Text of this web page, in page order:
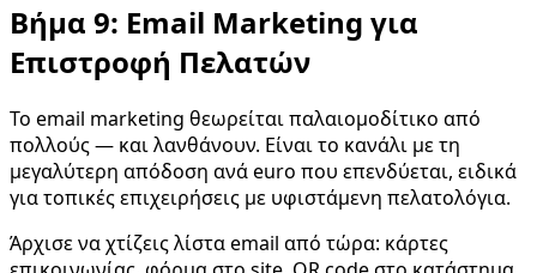
Βήμα 9: Email Marketing για
Επιστροφή Πελατών
Το email marketing θεωρείται παλαιομοδίτικο από
πολλούς — και λανθάνουν. Είναι το κανάλι με τη
μεγαλύτερη απόδοση ανά euro που επενδύεται, ειδικά
για τοπικές επιχειρήσεις με υφιστάμενη πελατολόγια.
Άρχισε να χτίζεις λίστα email από τώρα: κάρτες